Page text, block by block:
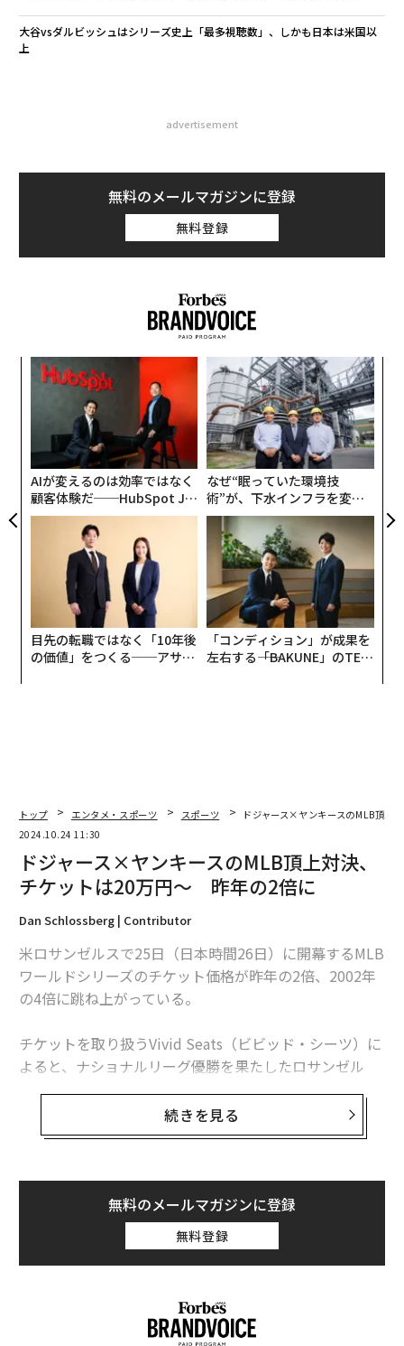
大谷vsダルビッシュはシリーズ史上「最多視聴数」、しかも日本は米国以
上
advertisement
無料のメールマガジンに登録
無料登録
AIが変えるのは効率ではなく
顧客体験だ──HubSpot Ja
panが語る「Grow Better」
な組織のつくり方
なぜ“眠っていた環境技
術”が、下水インフラを変え
たのか──産総研×月島JFE
アクアソリューションの10年
目先の転職ではなく「10年後
の価値」をつくる──アサイ
「コンディション」が成果を
左右する――「BAKUNE」のTEN
トップ エンタメ・スポーツ スポーツ
ドジャース×ヤンキースのMLB頂上
2024.10.24 11:30
ドジャース×ヤンキースのMLB頂上対決、
チケットは20万円〜 昨年の2倍に
Dan Schlossberg | Contributor
米ロサンゼルスで25日（日本時間26日）に開幕するMLB
ワールドシリーズのチケット価格が昨年の2倍、2002年
の4倍に跳ね上がっている。
チケットを取り扱うVivid Seats（ビビッド・シーツ）に
よると、ナショナルリーグ優勝を果たしたロサンゼル
る第1戦のチケット最安値は1302ドル（約20万円）。第
2戦は第1戦を上回る1443ドル（約22万円）となってい
だが、ニューヨークのヤンキー・スタジアムで行われる
第3〜5戦のチケット価格は、ロサンゼルスのチケットよ
続きを見る
無料のメールマガジンに登録
無料登録